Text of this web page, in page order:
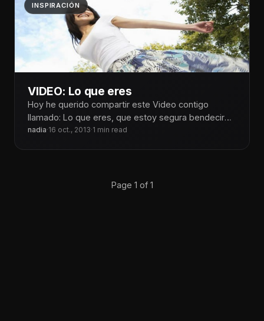
INSPIRACIÓN
VIDEO: Lo que eres
Hoy he querido compartir este Video contigo
llamado: Lo que eres, que estoy segura bendecirá
tu vida, ya que no
nadia·16 oct., 2013·1 min read
Page 1 of 1